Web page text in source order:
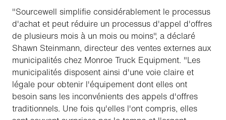
"Sourcewell simplifie considérablement le processus
d'achat et peut réduire un processus d'appel d'offres
de plusieurs mois à un mois ou moins", a déclaré
Shawn Steinmann, directeur des ventes externes aux
municipalités chez Monroe Truck Equipment. "Les
municipalités disposent ainsi d'une voie claire et
légale pour obtenir l'équipement dont elles ont
besoin sans les inconvénients des appels d'offres
traditionnels. Une fois qu'elles l'ont compris, elles